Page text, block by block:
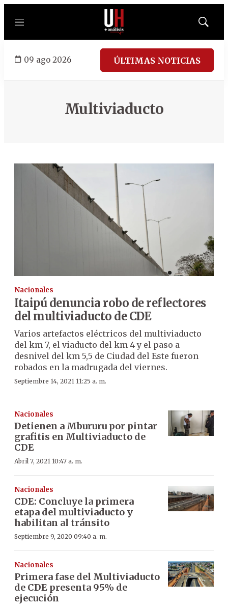
Menú
Mostrar
09 ago 2026 ÚLTIMAS NOTICIAS
Multiviaducto
Nacionales
Itaipú denuncia robo de reflectores
del multiviaducto de CDE
Varios artefactos eléctricos del multiviaducto
del km 7, el viaducto del km 4 y el paso a
desnivel del km 5,5 de Ciudad del Este fueron
robados en la madrugada del viernes.
Septiembre 14, 2021 11:25 a. m.
Nacionales
Detienen a Mbururu por pintar
grafitis en Multiviaducto de
CDE
Abril 7, 2021 10:47 a. m.
Nacionales
CDE: Concluye la primera
etapa del multiviaducto y
habilitan al tránsito
Septiembre 9, 2020 09:40 a. m.
Nacionales
Primera fase del Multiviaducto
de CDE presenta 95% de
ejecución